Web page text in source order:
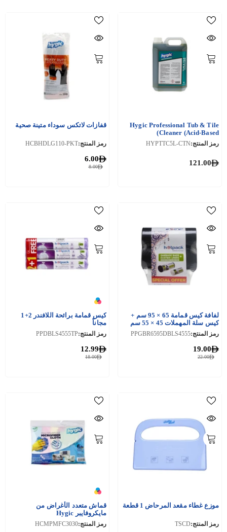
Hygic Professional Tub & Tile
Cleaner (Acid-Based)
رمز المنتج:HYPTTC5L-CTN
121.00
قفازات لاتكس سوداء متينة صحية
رمز المنتج:HCBHDLG110-PKT
8.00
6.00
لفافة كيس قمامة 65 × 95 سم +
كيس سلة المهملات 45 × 55 سم
رمز المنتج:PPGBR6595DBLS4555
22.00
19.00
كيس قمامة برائحة اللافندر 2+1
مجاناً
رمز المنتج:PPDBLS4555TP
18.00
12.99
موزع غطاء مقعد المرحاض 1 قطعة
رمز المنتج:TSCD
قماش متعدد الأغراض من
مايكروفايبر Hygic
رمز المنتج:HCMPMFC3030